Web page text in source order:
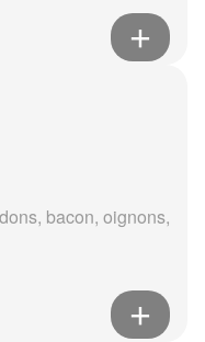
bacon, oignons,